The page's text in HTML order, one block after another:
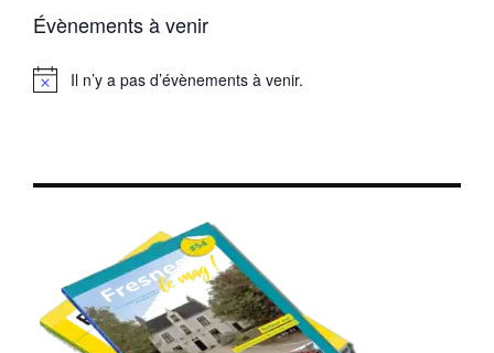
Évènements à venir
NoticeIl n’y a pas d’évènements à venir.